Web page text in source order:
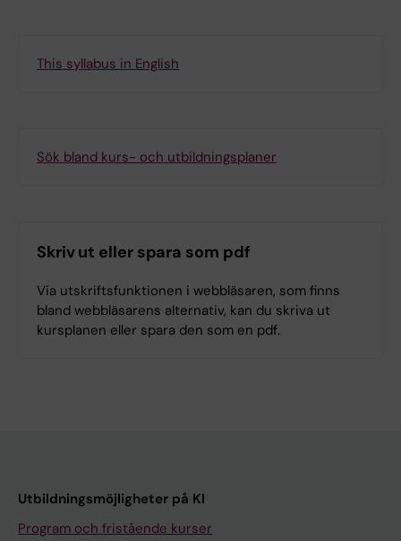
This syllabus in English
Sök bland kurs- och utbildningsplaner
Skriv ut eller spara som pdf
Via utskriftsfunktionen i webbläsaren, som finns
bland webbläsarens alternativ, kan du skriva ut
kursplanen eller spara den som en pdf.
Utbildningsmöjligheter på KI
Program och fristående kurser